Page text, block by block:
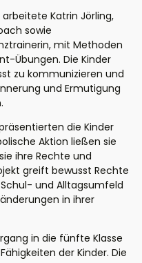
Katrin Jörling,
sowie
mit Methoden
Übungen. Die Kinder
zu kommunizieren und
und Ermutigung
die Kinder
Aktion ließen sie
ihre Rechte und
greift bewusst Rechte
und Alltagsumfeld
in ihrer
in die fünfte Klasse
der Kinder. Die